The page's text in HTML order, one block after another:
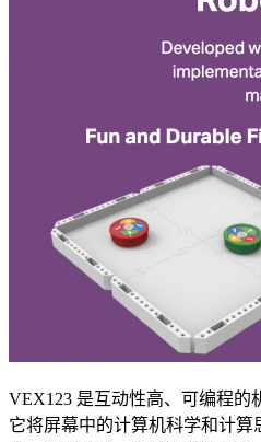
VEX123 是互动性高、可编程的
它将屏幕中的计算机科学和计